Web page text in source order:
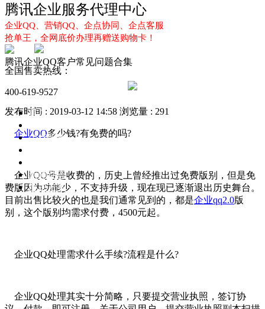
腾讯企业服务代理中心
企业QQ、营销QQ、企点协同、企点客服
抢单王，全网底价办理再赠送购物卡！
全国售卖热线：
400-619-9527
首页
企点服务
新闻动态
解决方案
腾讯企业QQ客户常见问题合集
发布时间 : 2019-03-12 14:58 浏览量 : 291
企业QQ多少钱?有免费的吗?
企业QQ号是收费的，历史上曾经推出过免费版别，但是免
费版因为功能少，不支持升级，现在现已逐渐退出历史舞台。
目前出售比较火的也是我们通常见到的，都是企业qq2.0版
别，这个版别均需求付费，4500元起。
企业QQ处理需求什么手续?流程是什么?
企业QQ处理其实十分简略，只要提交营业执照，签订协